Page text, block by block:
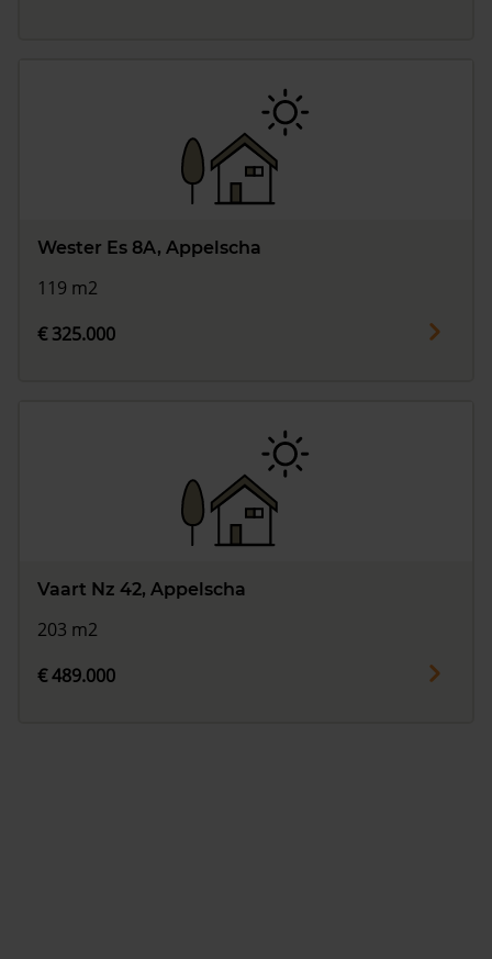
Wester Es 8A, Appelscha
119 m2
€ 325.000
Vaart Nz 42, Appelscha
203 m2
€ 489.000